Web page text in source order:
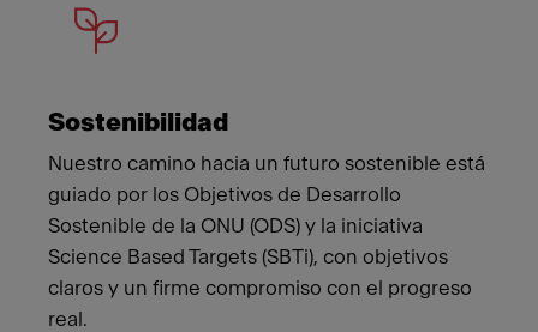
Sostenibilidad
Nuestro camino hacia un futuro sostenible está
guiado por los Objetivos de Desarrollo
Sostenible de la ONU (ODS) y la iniciativa
Science Based Targets (SBTi), con objetivos
claros y un firme compromiso con el progreso
real.